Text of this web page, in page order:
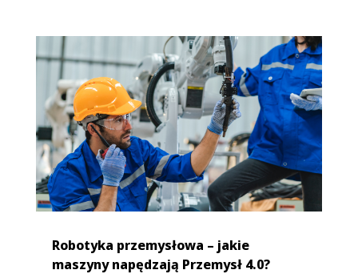
Robotyka przemysłowa – jakie
maszyny napędzają Przemysł 4.0?